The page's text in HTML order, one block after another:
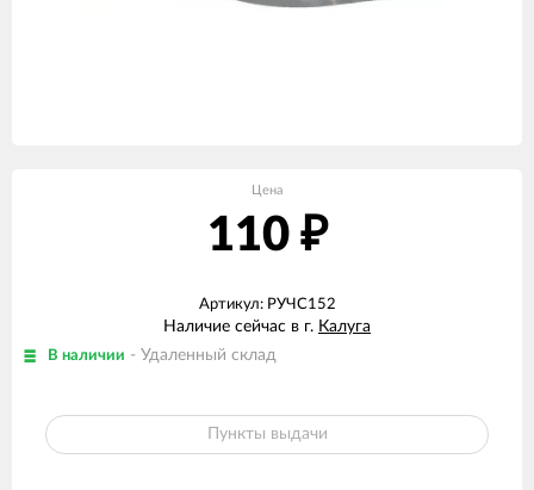
Цена
110 ₽
Артикул: РУЧС152
Наличие сейчас в г. Калуга
В наличии - Удаленный склад
Пункты выдачи